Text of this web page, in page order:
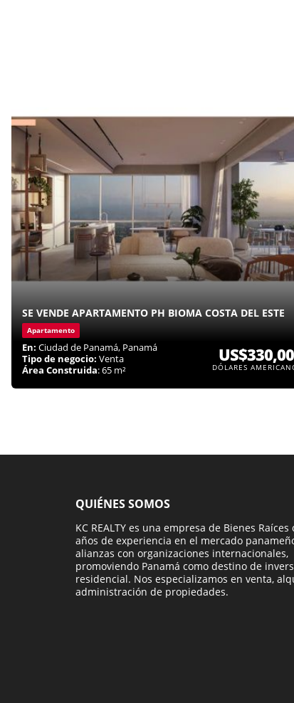
SE VENDE APARTAMENTO PH BIOMA COSTA DEL ESTE
Apartamento
En: Ciudad de Panamá, Panamá
Tipo de negocio: Venta
Área Construida: 65 m² DÓLARES
QUIÉNES SOMOS
KC REALTY es una empresa de Bienes Raíces
años de experiencia en el mercado
alianzas con organizaciones internacionales,
promoviendo Panamá como destino de
residencial. Nos especializamos en venta,
administración de propiedades.